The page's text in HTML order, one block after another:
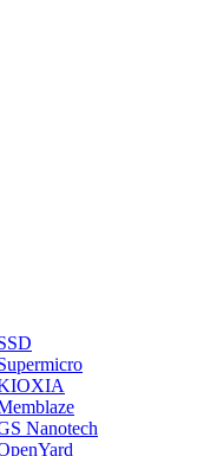
KIOXIA
Nanotech